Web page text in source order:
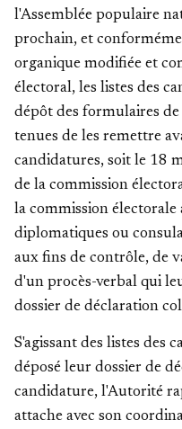
l'Assemblée populaire
prochain, et
organique modifiée et
électoral, les listes des
dépôt des formulaires
tenues de les remettre
candidatures, soit le 18
de la commission
la commission électorale
diplomatiques ou
aux fins de contrôle, de
d'un procès-verbal qui
dossier de déclaration
S'agissant des listes des
déposé leur dossier de
candidature, l'Autorité
attache avec son